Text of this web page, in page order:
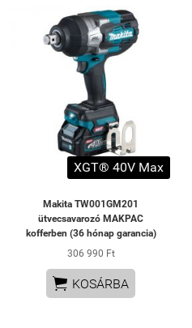
XGT® 40V Max
Makita TW001GM201
ütvecsavarozó MAKPAC
kofferben (36 hónap garancia)
306 990 Ft
 KOSÁRBA